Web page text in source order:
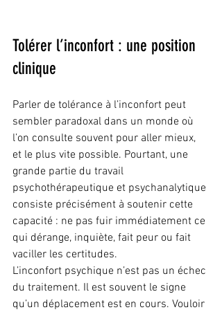
Tolérer l’inconfort : une position
clinique
Parler de tolérance à l’inconfort peut
sembler paradoxal dans un monde où
l’on consulte souvent pour aller mieux,
et le plus vite possible. Pourtant, une
grande partie du travail
psychothérapeutique et psychanalytique
consiste précisément à soutenir cette
capacité : ne pas fuir immédiatement ce
qui dérange, inquiète, fait peur ou fait
vaciller les certitudes.
L’inconfort psychique n’est pas un échec
du traitement. Il est souvent le signe
qu’un déplacement est en cours. Vouloir